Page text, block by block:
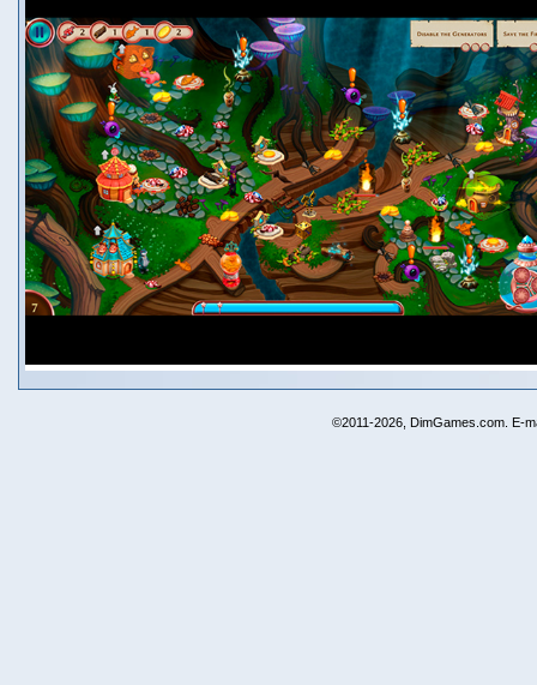
©2011-2026, DimGames.com. E-